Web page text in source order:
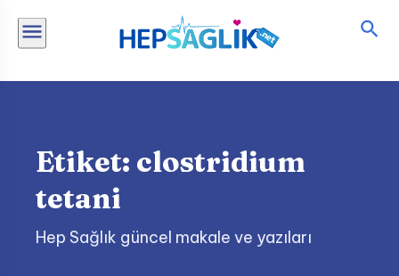
atla
Etiket: clostridium
tetani
Hep Sağlık güncel makale ve yazıları